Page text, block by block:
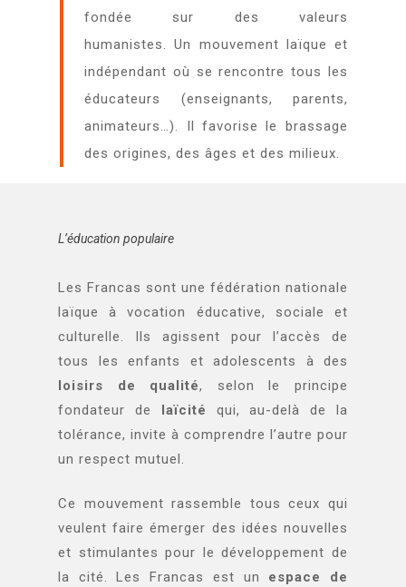
fondée sur des valeurs
humanistes. Un mouvement laïque et
indépendant où se rencontre tous les
éducateurs (enseignants, parents,
animateurs…). Il favorise le brassage
des origines, des âges et des milieux.
L’éducation populaire
Les Francas sont une fédération nationale
laïque à vocation éducative, sociale et
culturelle. Ils agissent pour l’accès de
tous les enfants et adolescents à des
loisirs de qualité, selon le principe
fondateur de laïcité qui, au-delà de la
tolérance, invite à comprendre l’autre pour
un respect mutuel.
Ce mouvement rassemble tous ceux qui
veulent faire émerger des idées nouvelles
et stimulantes pour le développement de
la cité. Les Francas est un espace de